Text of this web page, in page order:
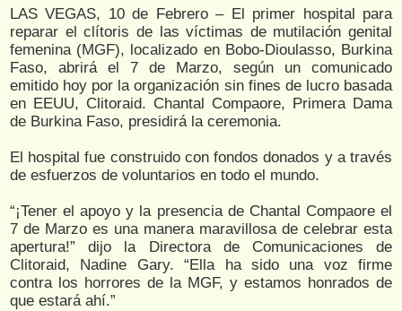
LAS VEGAS, 10 de Febrero – El primer hospital para
reparar el clítoris de las víctimas de mutilación genital
femenina (MGF), localizado en Bobo-Dioulasso, Burkina
Faso, abrirá el 7 de Marzo, según un comunicado
emitido hoy por la organización sin fines de lucro basada
en EEUU, Clitoraid. Chantal Compaore, Primera Dama
de Burkina Faso, presidirá la ceremonia.
El hospital fue construido con fondos donados y a través
de esfuerzos de voluntarios en todo el mundo.
“¡Tener el apoyo y la presencia de Chantal Compaore el
7 de Marzo es una manera maravillosa de celebrar esta
apertura!” dijo la Directora de Comunicaciones de
Clitoraid, Nadine Gary. “Ella ha sido una voz firme
contra los horrores de la MGF, y estamos honrados de
que estará ahí.”